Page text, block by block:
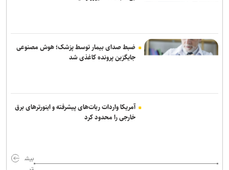
ضبط صدای بیمار توسط پزشک؛ هوش مصنوعی
جایگزین پرونده کاغذی شد
آمریکا واردات ربات‌های پیشرفته و اینورترهای برق
خارجی را محدود کرد
بیش